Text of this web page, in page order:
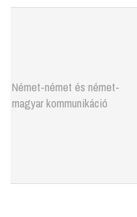
Német-német és német-
magyar kommunikáció